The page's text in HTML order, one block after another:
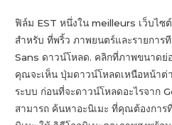
ฟิล์ม EST หนึ่งใน meilleurs เว็บไซ
สำหรับ ที่พริ้ว ภาพยนตร์และรายกา
Sans ดาวน์โหลด. คลิกที่ภาพขนาดย่
คุณจะเห็น ปุ่มดาวน์โหลดเหนือหน้าต่
ระบบ ก่อนที่จะดาวน์โหลดอะไรจาก
สามารถ ค้นหาอะนิเมะ ที่คุณต้องกา